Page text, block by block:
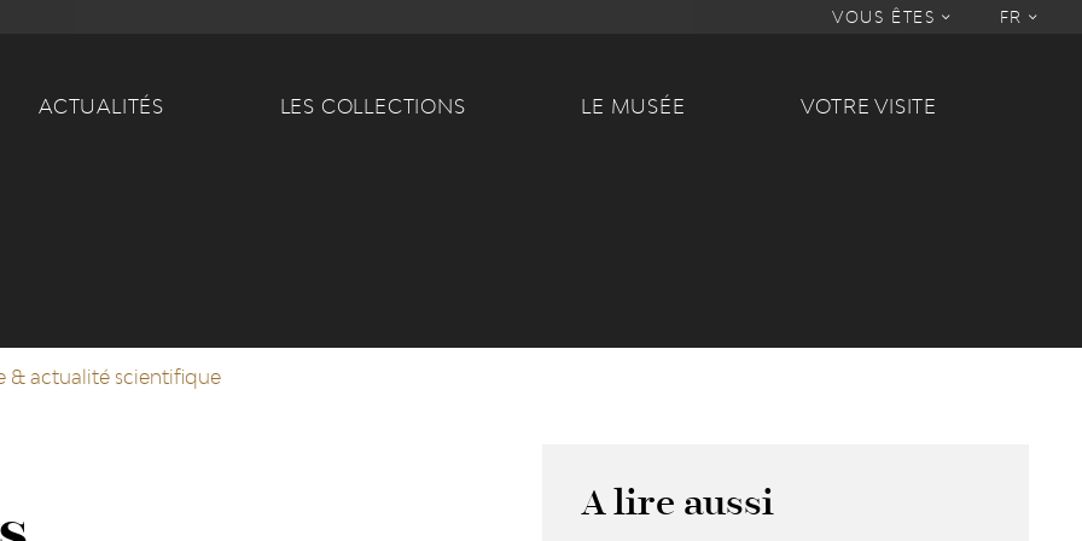
VOUS ÊTES FR
Main navigation
ACTUALITÉS LES COLLECTIONS LE MUSÉE VOTRE VISITE
& actualité scientifique
A lire aussi